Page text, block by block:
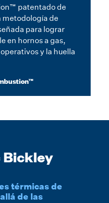
patentado de
metodología de
para lograr
en hornos a gas,
y la huella
Bickley
térmicas de
de las